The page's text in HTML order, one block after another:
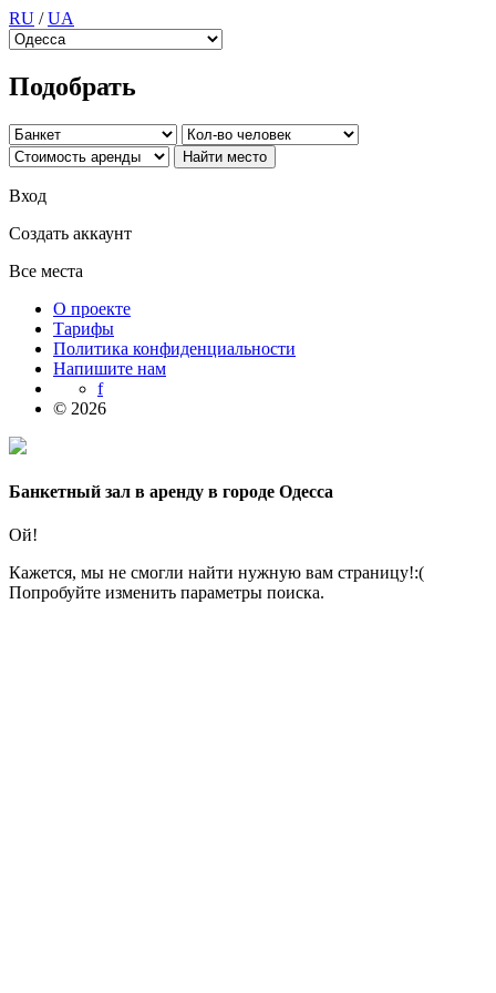
RU /UA
Подобрать
Вход
Создать аккаунт
Все места
О проекте
Тарифы
Политика конфиденциальности
Напишите нам
f
© 2026
Банкетный зал в аренду в городе Одесса
Ой!
Кажется, мы не смогли найти нужную вам страницу!:(
Попробуйте изменить параметры поиска.